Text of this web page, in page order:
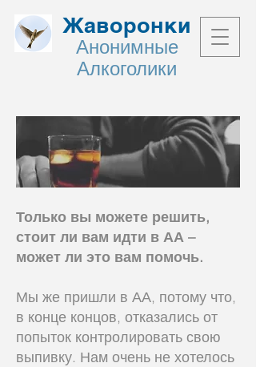
Жаворонки
Анонимные
Алкоголики
Только вы можете решить,
стоит ли вам идти в АА –
может ли это вам помочь.
Мы же пришли в АА, потому что,
в конце концов, отказались от
попыток контролировать свою
выпивку. Нам очень не хотелось